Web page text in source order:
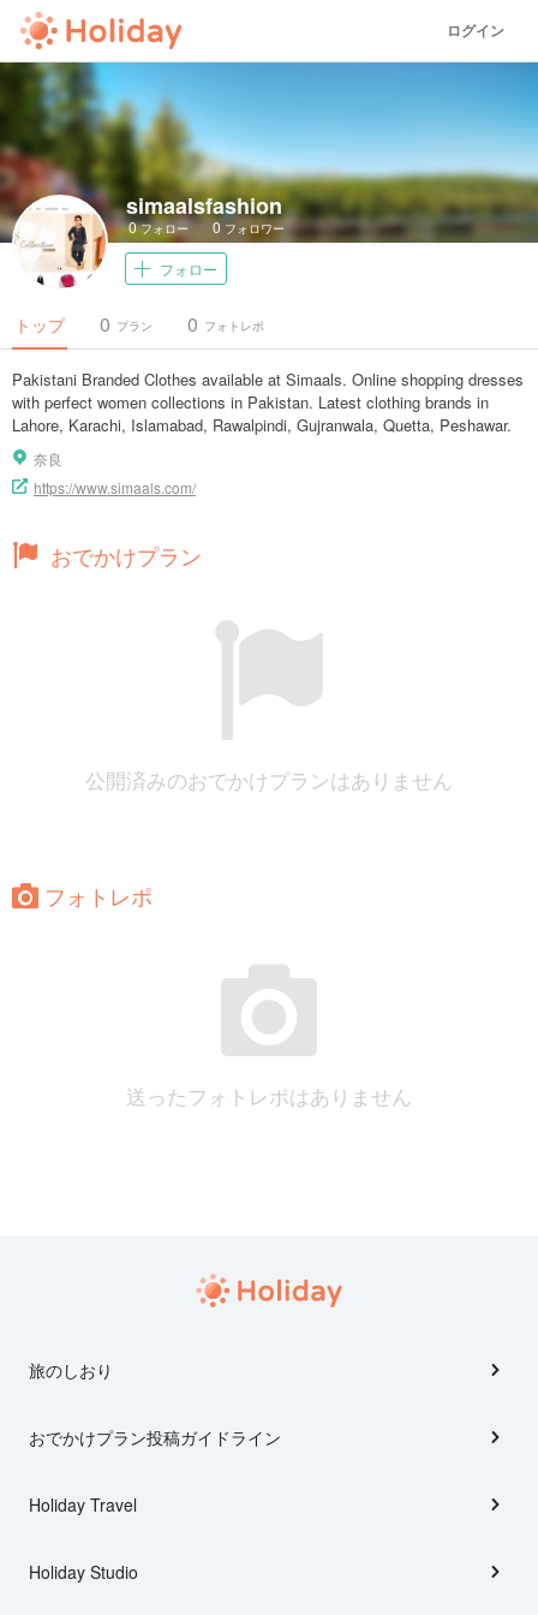
ログイン
simaalsfashion
0フォロー 0 フォロワー
フォロー
トップ プラン
0 フォトレポ
0
Pakistani Branded Clothes available at Simaals. Online shopping dresses
with perfect women collections in Pakistan. Latest clothing brands in
Lahore, Karachi, Islamabad, Rawalpindi, Gujranwala, Quetta, Peshawar.
奈良
https://www.simaals.com/
おでかけプラン
公開済みのおでかけプランはありません
フォトレポ
送ったフォトレポはありません
旅のしおり
おでかけプラン投稿ガイドライン
Holiday Travel
Holiday Studio